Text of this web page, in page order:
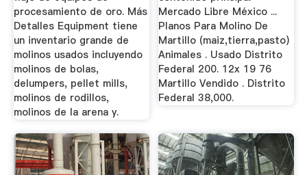
procesamiento de oro. Más
Detalles Equipment tiene
un inventario grande de
molinos usados incluyendo
molinos de bolas,
delumpers, pellet mills,
molinos de rodillos,
molinos de la arena y.
Mercado Libre México ...
Planos Para Molino De
Martillo (maiz,tierra,pasto)
Animales . Usado Distrito
Federal 200. 12x 19 76
Martillo Vendido . Distrito
Federal 38,000.